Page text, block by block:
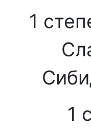
1
1